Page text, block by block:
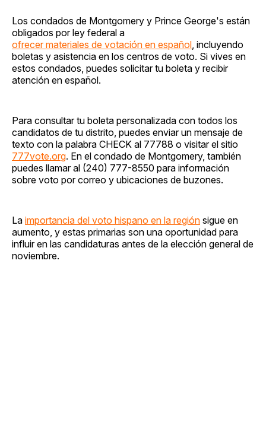
Los condados de Montgomery y Prince George's están
obligados por ley federal a
ofrecer materiales de votación en español, incluyendo
boletas y asistencia en los centros de voto. Si vives en
estos condados, puedes solicitar tu boleta y recibir
atención en español.
Para consultar tu boleta personalizada con todos los
candidatos de tu distrito, puedes enviar un mensaje de
texto con la palabra CHECK al 77788 o visitar el sitio
777vote.org. En el condado de Montgomery, también
puedes llamar al (240) 777-8550 para información
sobre voto por correo y ubicaciones de buzones.
La importancia del voto hispano en la región sigue en
aumento, y estas primarias son una oportunidad para
influir en las candidaturas antes de la elección general de
noviembre.